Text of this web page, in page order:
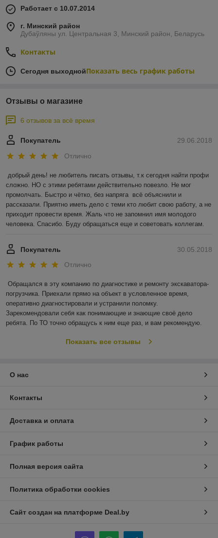
Работает с 10.07.2014
г. Минский район
Дубаўляны ул. Центральная 3, Минский район, Беларусь
Контакты
Сегодня выходнойПоказать весь график работы
Отзывы о магазине
6 отзывов за всё время
29.06.2018
Покупатель
Отлично
добрый день! не любитель писать отзывы, т.к сегодня найти профи
сложно. НО с этими ребятами действительно повезло. Не мог
промолчать. Быстро и чётко, без напряга  всё объяснили и
рассказали. Приятно иметь дело с теми кто любит свою работу, а не
приходит провести время. Жаль что не запомнил имя молодого
человека. Спасибо. Буду обращаться еще и советовать коллегам.
30.05.2018
Покупатель
Отлично
Обращался в эту компанию по диагностике и ремонту экскаватора-
погрузчика. Приехали прямо на объект в условленное время,
оперативно диагностировали и устранили поломку.
Зарекомендовали себя как понимающие и знающие своё дело
ребята. По ТО точно обращусь к ним еще раз, и вам рекомендую.
Показать все отзывы
О нас
Контакты
Доставка и оплата
График работы
Полная версия сайта
Политика обработки cookies
Сайт создан на платформе Deal.by